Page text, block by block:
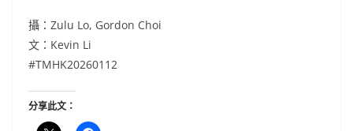
攝：Zulu Lo, Gordon Choi
文：Kevin Li
#TMHK20260112
分享此文：